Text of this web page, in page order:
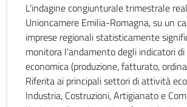
L’indagine congiunturale trimestrale
Unioncamere Emilia-Romagna, su un
imprese regionali statisticamente
monitora l'andamento degli indicatori
economica (produzione, fatturato,
Riferita ai principali settori di attività
Industria, Costruzioni, Artigianato e